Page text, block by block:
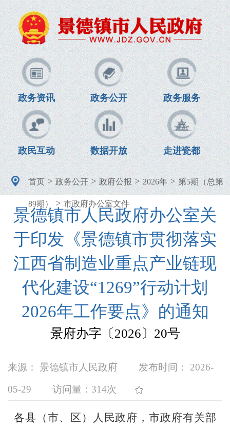
政务资讯 政务公开 政务服务
政民互动 数据开放 走进瓷都
首页>政务公开>政府公报>2026年>第5期（总第
89期） > 市政府办公室文件
景德镇市人民政府办公室关
于印发《景德镇市贯彻落实
江西省制造业重点产业链现
代化建设“1269”行动计划
2026年工作要点》的通知
景府办字〔2026〕20号
来源： 景德镇市人民政府 发布时间： 2026-
05-29 访问量： 314次
各县（市、区）人民政府，市政府有关部